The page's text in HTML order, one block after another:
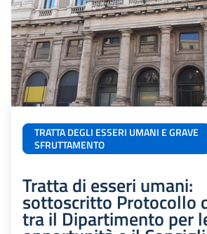
TRATTA DEGLI ESSERI UMANI E GRAVE
SFRUTTAMENTO
Tratta di esseri umani:
sottoscritto Protocollo
tra il Dipartimento per